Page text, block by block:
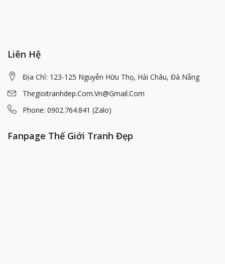
Liên Hệ
Địa Chỉ: 123-125 Nguyễn Hữu Thọ, Hải Châu, Đà Nẵng
Thegioitranhdep.com.vn@gmail.com
Phone: 0902.764.841 (Zalo)
Fanpage Thế Giới Tranh Đẹp